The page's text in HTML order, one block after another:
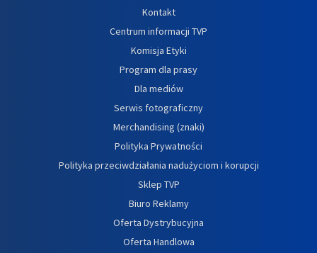
Kontakt
Centrum informacji TVP
Komisja Etyki
Program dla prasy
Dla mediów
Serwis fotograficzny
Merchandising (znaki)
Polityka Prywatności
Polityka przeciwdziałania nadużyciom i korupcji
Sklep TVP
Biuro Reklamy
Oferta Dystrybucyjna
Oferta Handlowa